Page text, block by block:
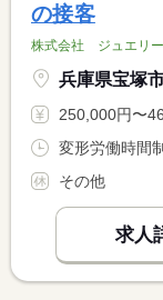
の接客
株式会社 ジュエリ
兵庫県宝塚
250,000円〜462,000円 ※フル
その他
求人